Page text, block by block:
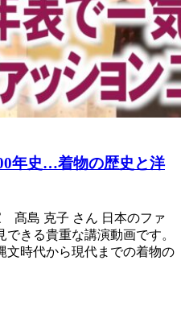
年史…着物の歴史と洋
髙島 克子 さん 日本のファ
きる貴重な講演動画です。
文時代から現代までの着物の